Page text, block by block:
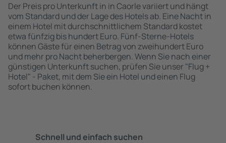
Der Preis pro Unterkunft in in Caorle variiert und hängt
vom Standard und der Lage des Hotels ab. Eine Nacht in
einem Hotel mit durchschnittlichem Standard kostet
etwa fünfzig bis hundert Euro. Fünf-Sterne-Hotels
können Gäste für einen Betrag von zweihundert Euro
und mehr pro Nacht beherbergen. Wenn Sie nach einer
günstigen Unterkunft suchen, prüfen Sie unser "Flug +
Hotel" - Paket, mit dem Sie ein Hotel und einen Flug
sofort buchen können.
Schnell und einfach suchen